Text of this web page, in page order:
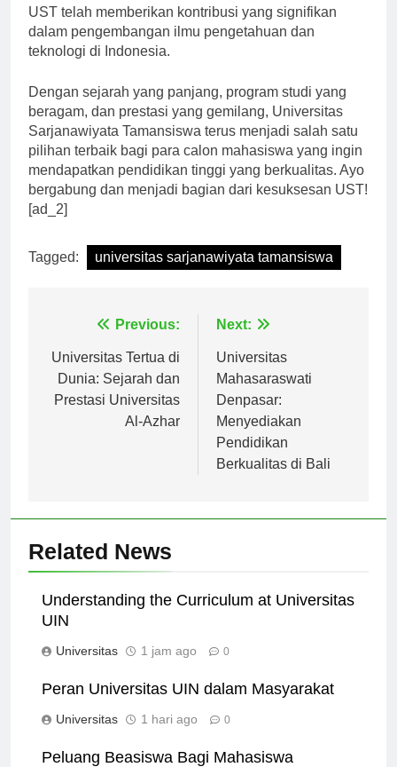
UST telah memberikan kontribusi yang signifikan
dalam pengembangan ilmu pengetahuan dan
teknologi di Indonesia.
Dengan sejarah yang panjang, program studi yang
beragam, dan prestasi yang gemilang, Universitas
Sarjanawiyata Tamansiswa terus menjadi salah satu
pilihan terbaik bagi para calon mahasiswa yang ingin
mendapatkan pendidikan tinggi yang berkualitas. Ayo
bergabung dan menjadi bagian dari kesuksesan UST!
[ad_2]
Tagged: universitas sarjanawiyata tamansiswa
Navigasi
pos
Previous:
Universitas Tertua di
Dunia: Sejarah dan
Prestasi Universitas
Al-Azhar
Next:
Universitas
Mahasaraswati
Denpasar:
Menyediakan
Pendidikan
Berkualitas di Bali
Related News
Understanding the Curriculum at Universitas
UIN
Universitas 1 jam ago 0
Peran Universitas UIN dalam Masyarakat
Universitas 1 hari ago 0
Peluang Beasiswa Bagi Mahasiswa